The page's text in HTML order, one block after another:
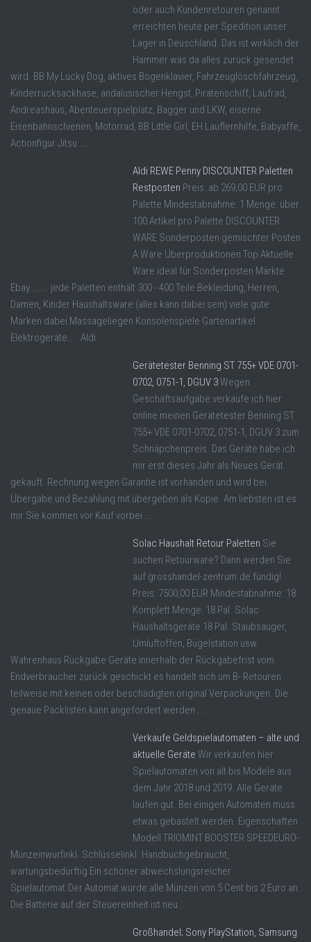
oder auch Kundenretouren genannt
erreichten heute per Spedition unser
Lager in Deuschland. Das ist wirklich der
Hammer was da alles zurück gesendet
wird. BB My Lucky Dog, aktives Bogenklavier, Fahrzeuglöschfahrzeug,
Kinderrucksackhase, andalusischer Hengst, Piratenschiff, Laufrad,
Andreashaus, Abenteuerspielplatz, Bagger und LKW, eiserne
Eisenbahnschienen, Motorrad, BB Little Girl, EH Lauflernhilfe, Babyaffe,
Actionfigur Jitsu ...
Aldi REWE Penny DISCOUNTER Paletten
Restposten Preis: ab 269,00 EUR pro
Palette Mindestabnahme: 1 Menge: über
100 Artikel pro Palette DISCOUNTER
WARE Sonderposten gemischter Posten
A Ware Überproduktionen Top Aktuelle
Ware ideal für Sonderposten Märkte
Ebay....... jede Paletten enthält 300 - 400 Teile Bekleidung, Herren,
Damen, Kinder Haushaltsware (alles kann dabei sein) viele gute
Marken dabei Massageliegen Konsolenspiele Gartenartikel
Elektrogeräte.... Aldi ...
Gerätetester Benning ST 755+ VDE 0701-
0702, 0751-1, DGUV 3Wegen
Geschäftsaufgabe verkaufe ich hier
online meinen Gerätetester Benning ST
755+ VDE 0701-0702, 0751-1, DGUV 3 zum
Schnäpchenpreis. Das Geräte habe ich
mir erst dieses Jahr als Neues Gerät
gekauft. Rechnung wegen Garantie ist vorhanden und wird bei
Übergabe und Bezahlung mit übergeben als Kopie. Am liebsten ist es
mir Sie kommen vor Kauf vorbei ...
Solac Haushalt Retour Paletten Sie
suchen Retourware? Dann werden Sie
auf grosshandel-zentrum.de fündig!
Preis: 7500,00 EUR Mindestabnahme: 18
Komplett Menge: 18 Pal. Solac
Haushaltsgeräte 18 Pal. Staubsauger,
Umluftoffen, Bügelstation usw.
Wahrenhaus Rückgabe Geräte innerhalb der Rückgabefrist vom
Endverbraucher zurück geschickt es handelt sich um B- Retouren
teilweise mit keinen oder beschädigten original Verpackungen. Die
genaue Packlisten kann angefordert werden ...
Verkaufe Geldspielautomaten – alte und
aktuelle Geräte Wir verkaufen hier
Spielautomaten von alt bis Modele aus
dem Jahr 2018 und 2019. Alle Geräte
laufen gut. Bei einigen Automaten muss
etwas gebastelt werden. Eigenschaften
Modell TRIOMINT BOOSTER SPEEDEURO-
Münzeinwurfinkl. Schlüsselinkl. Handbuchgebraucht,
wartungsbedürftig Ein schöner abwechslungsreicher
Spielautomat.Der Automat wurde alle Münzen von 5 Cent bis 2 Euro an.
Die Batterie auf der Steuereinheit ist neu ...
Großhandel; Sony PlayStation, Samsung